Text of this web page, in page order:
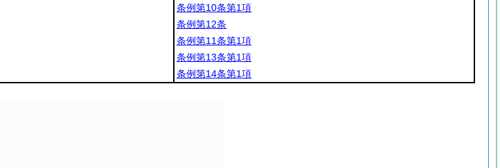
条例第10条第1項
条例第12条
条例第11条第1項
条例第13条第1項
条例第14条第1項